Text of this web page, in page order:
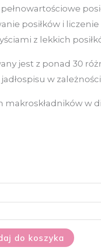
posiłków i
z lekkich
jest z ponad 30
w
w
do koszyka